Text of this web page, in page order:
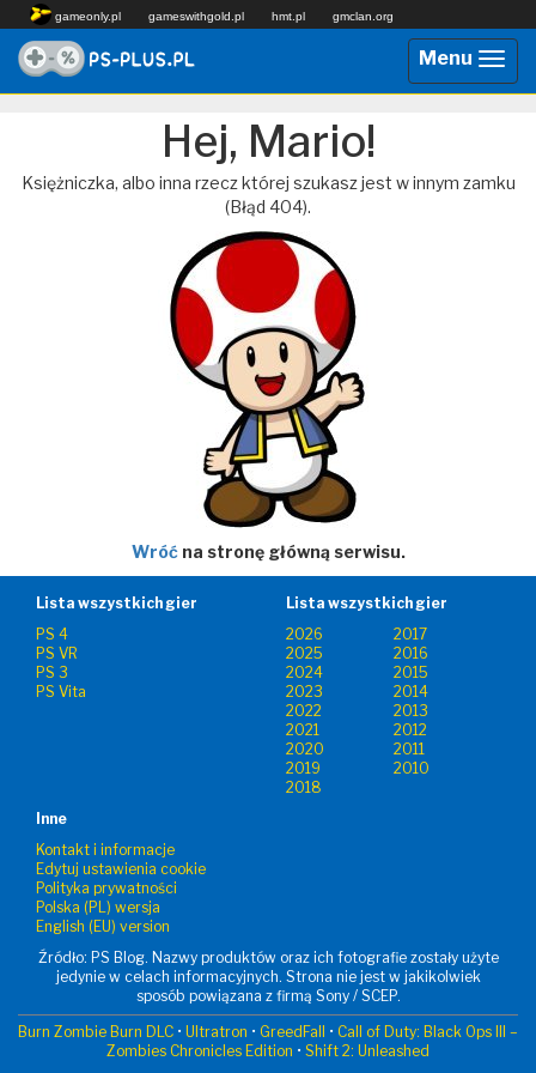
gameonly.pl gameswithgold.pl hmt.pl gmclan.org
Menu
Hej, Mario!
Księżniczka, albo inna rzecz której szukasz jest w innym zamku
(Błąd 404).
Wróćna stronę główną serwisu.
Lista wszystkich gier
PS 4
PS VR
PS 3
PS Vita
Lista wszystkich gier
2026
2017
2025
2016
2024
2015
2023
2014
2022
2013
2021
2012
2020
2011
2019
2010
2018
Inne
Kontakt i informacje
Edytuj ustawienia cookie
Polityka prywatności
Polska (PL) wersja
English (EU) version
Źródło: PS Blog. Nazwy produktów oraz ich fotografie zostały użyte
jedynie w celach informacyjnych. Strona nie jest w jakikolwiek
sposób powiązana z firmą Sony / SCEP.
Burn Zombie Burn DLC • Ultratron • GreedFall • Call of Duty: Black Ops III –
Zombies Chronicles Edition • Shift 2: Unleashed